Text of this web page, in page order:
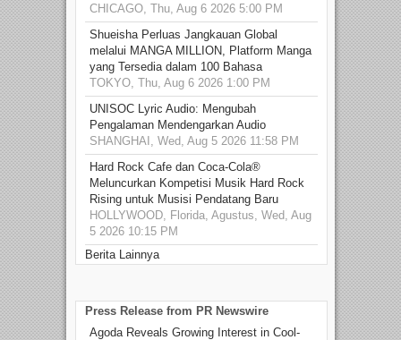
CHICAGO, Thu, Aug 6 2026 5:00 PM
Shueisha Perluas Jangkauan Global
melalui MANGA MILLION, Platform Manga
yang Tersedia dalam 100 Bahasa
TOKYO, Thu, Aug 6 2026 1:00 PM
UNISOC Lyric Audio: Mengubah
Pengalaman Mendengarkan Audio
SHANGHAI, Wed, Aug 5 2026 11:58 PM
Hard Rock Cafe dan Coca-Cola®
Meluncurkan Kompetisi Musik Hard Rock
Rising untuk Musisi Pendatang Baru
HOLLYWOOD, Florida, Agustus, Wed, Aug
5 2026 10:15 PM
Berita Lainnya
Press Release from PR Newswire
Agoda Reveals Growing Interest in Cool-